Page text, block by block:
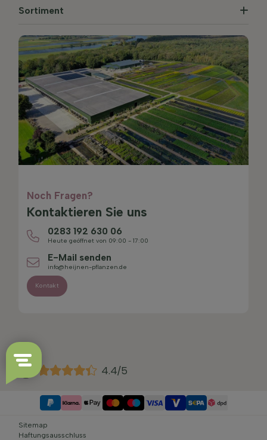
Sortiment
Noch Fragen?
Kontaktieren Sie uns
0283 192 630 06
Heute geöffnet von 09:00 - 17:00
E-Mail senden
info@heijnen-pflanzen.de
Kontakt
4.4/5
Sitemap
Haftungsausschluss